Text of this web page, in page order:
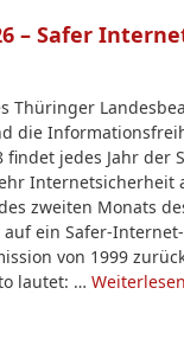
– Safer
Thüringer
die
findet jedes Jahr der
Internetsicherheit
zweiten Monats
ein Safer-
von 1999
lautet: …Weiterlesen